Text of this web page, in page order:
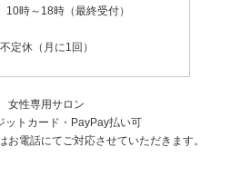
時～18時（最終受付）
不定休（月に1回）
女性専用サロン
ットカード・PayPay払い可
お電話にてご対応させていただきます。